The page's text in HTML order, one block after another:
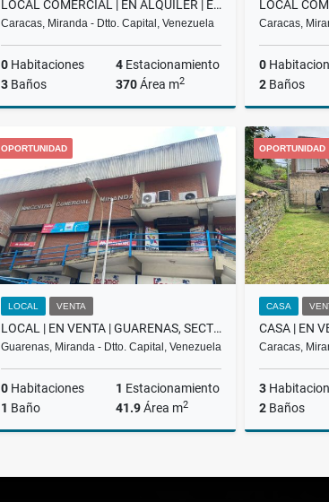
LOCAL COMERCIAL | EN ALQUILER | EL HATILLO PUEBLO |REF.3.000$ RH
Caracas, Miranda - Dtto. Capital, Venezuela
0 Habitaciones 4 Estacionamiento
3 Baños 370Área m2
Alquiler
US$3,000
Caracas,
0
2 Baños
OPORTUNIDAD
LOCAL VENTA
LOCAL | EN VENTA | GUARENAS, SECTOR TRAPICHITO | BEZ-004-25
Guarenas, Miranda - Dtto. Capital, Venezuela
0 Habitaciones 1 Estacionamiento
1 Baño 41.9Área m2
US$17,800
OPORTUNIDAD
CASA
Caracas,
3
2 Baños